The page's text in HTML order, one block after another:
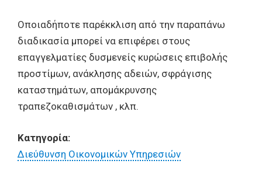
Οποιαδήποτε παρέκκλιση από την παραπάνω
διαδικασία μπορεί να επιφέρει στους
επαγγελματίες δυσμενείς κυρώσεις επιβολής
προστίμων, ανάκλησης αδειών, σφράγισης
καταστημάτων, απομάκρυνσης
τραπεζοκαθισμάτων , κλπ.
Κατηγορία:
Διεύθυνση Οικονομικών Υπηρεσιών